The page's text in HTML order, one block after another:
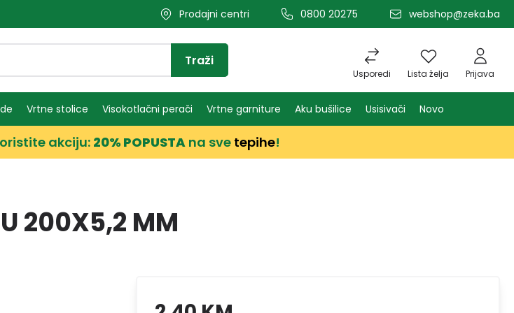
Prodajni centri 0800 20275 webshop@zeka.ba
Usporedi Lista želja Prijava
Traži
Vrtne stolice Visokotlačni perači Vrtne garniture Aku bušilice Usisivači Novo
akciju:20% POPUSTA na sve tepihe!
200X5,2 MM